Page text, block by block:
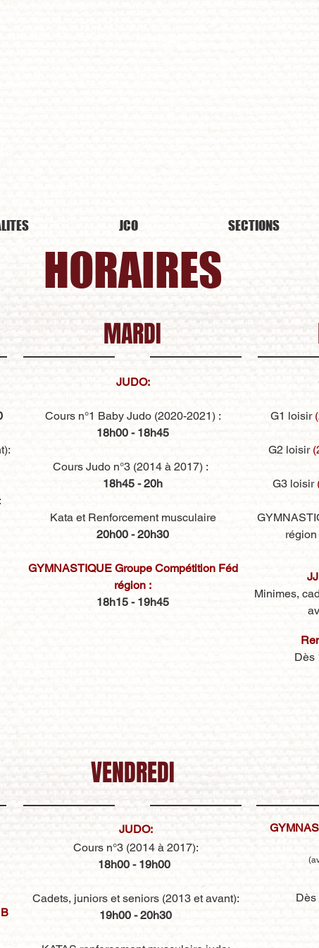
JCO SECTIONS
HORAIRES
MARDI
JUDO:
Cours n°1 Baby Judo (2020-2021) :
18h00 - 18h45
Cours Judo n°3 (2014 à 2017) :
18h45 - 20h
Kata et Renforcement musculaire
20h00 - 20h30
GYMNASTIQUE Groupe Compétition Féd
région :
18h15 - 19h45
G1 loisir
G2 loisir
G3 loisir
région
Minimes,
Dès
VENDREDI
JUDO:
Cours n°3 (2014 à 2017):
18h00 - 19h00
Cadets, juniors et seniors (2013 et avant):
19h00 - 20h30